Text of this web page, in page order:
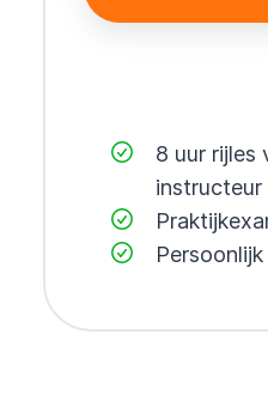
8 uur rijles
instructeur